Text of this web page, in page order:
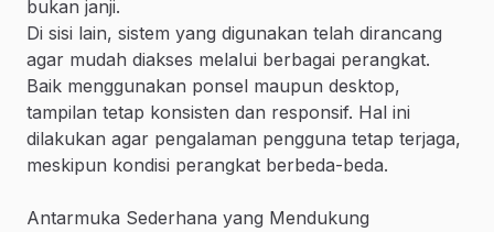
bukan janji.
Di sisi lain, sistem yang digunakan telah dirancang
agar mudah diakses melalui berbagai perangkat.
Baik menggunakan ponsel maupun desktop,
tampilan tetap konsisten dan responsif. Hal ini
dilakukan agar pengalaman pengguna tetap terjaga,
meskipun kondisi perangkat berbeda-beda.
Antarmuka Sederhana yang Mendukung